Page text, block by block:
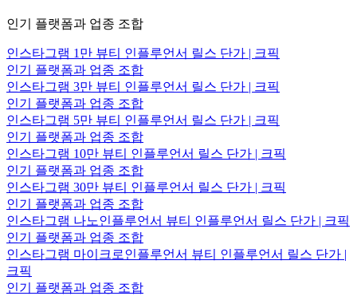
인기 플랫폼과 업종 조합
인스타그램 1만 뷰티 인플루언서 릴스 단가 | 크픽
인기 플랫폼과 업종 조합
인스타그램 3만 뷰티 인플루언서 릴스 단가 | 크픽
인기 플랫폼과 업종 조합
인스타그램 5만 뷰티 인플루언서 릴스 단가 | 크픽
인기 플랫폼과 업종 조합
인스타그램 10만 뷰티 인플루언서 릴스 단가 | 크픽
인기 플랫폼과 업종 조합
인스타그램 30만 뷰티 인플루언서 릴스 단가 | 크픽
인기 플랫폼과 업종 조합
인스타그램 나노인플루언서 뷰티 인플루언서 릴스 단가 | 크픽
인기 플랫폼과 업종 조합
인스타그램 마이크로인플루언서 뷰티 인플루언서 릴스 단가 |
크픽
인기 플랫폼과 업종 조합